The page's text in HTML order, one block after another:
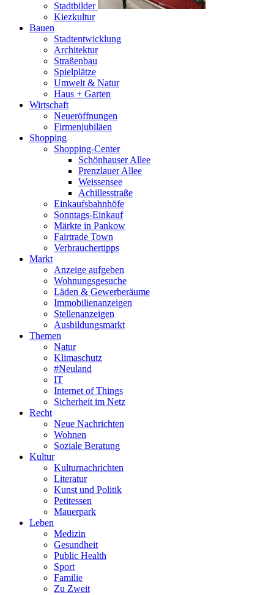
Stadtbilder
Kiezkultur
Bauen
Stadtentwicklung
Architektur
Straßenbau
Spielplätze
Umwelt & Natur
Haus + Garten
Wirtschaft
Neueröffnungen
Firmenjubiläen
Shopping
Shopping-Center
Schönhauser Allee
Prenzlauer Allee
Weissensee
Achillesstraße
Einkaufsbahnhöfe
Sonntags-Einkauf
Märkte in Pankow
Fairtrade Town
Verbrauchertipps
Markt
Anzeige aufgeben
Wohnungsgesuche
Läden & Gewerberäume
Immobilienanzeigen
Stellenanzeigen
Ausbildungsmarkt
Themen
Natur
Klimaschutz
#Neuland
IT
Internet of Things
Sicherheit im Netz
Recht
Neue Nachrichten
Wohnen
Soziale Beratung
Kultur
Kulturnachrichten
Literatur
Kunst und Politik
Petitessen
Mauerpark
Leben
Medizin
Gesundheit
Public Health
Sport
Familie
Zu Zweit